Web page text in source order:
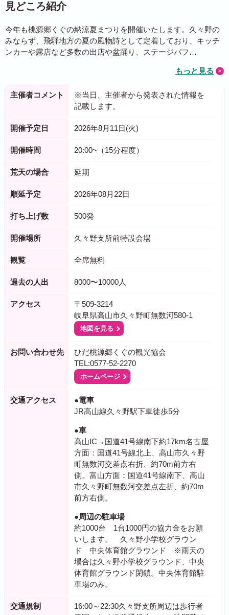
見どころ紹介
今年も桃源郷くぐの納涼夏まつりを開催いたします。久々野の
みならず、飛騨地方の夏の風物詩として定着しており、キッチ
ンカーや露店など多数の出店や盆踊り、ステージパフ…
もっと見る
主催者コメント
※当日、主催者から発表された情報を
記載します。
開催予定日 2026年8月11日(火)
開催時間 20:00~（15分程度）
荒天の場合 延期
順延予定 2026年08月22日
打ち上げ数 500発
開催場所 久々野支所前特設会場
観覧 全席無料
過去の人出 8000〜10000人
アクセス
〒509-3214
岐阜県高山市久々野町無数河580-1
地図を見る
お問い合わせ先
ひだ桃源郷くぐの観光協会
TEL:0577-52-2270
ホームページ
交通アクセス
●電車
JR高山線久々野駅下車徒歩5分
●車
高山IC→国道41号線南下約17km名古屋
方面：国道41号線北上、高山市久々野
町無数河交差点右折、約70m前方右
側。富山方面：国道41号線南下、高山
市久々野町無数河交差点左折、約70m
前方右側。
●周辺の駐車場
約1000台 1台1000円の協力金をお願
いします。 久々野小学校グラウン
ド 中央体育館グラウンド ※雨天の
場合は久々野小学校グラウンド、中央
体育館グラウンド閉鎖。中央体育館駐
車場のみ。
交通規制
16:00～22:30久々野支所周辺は歩行者